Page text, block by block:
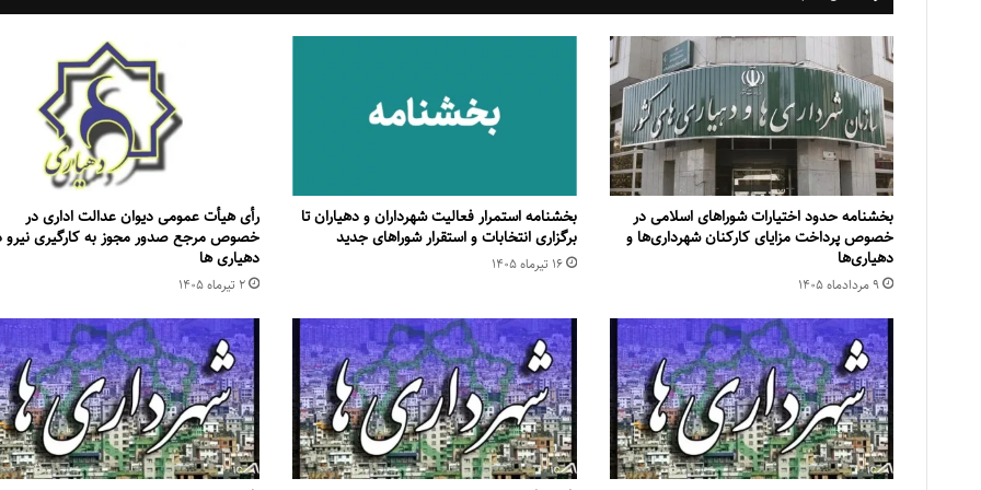
بخشنامه حدود اختیارات شوراهای اسلامی در
خصوص پرداخت مزایای کارکنان شهرداری‌ها و
دهیاری‌ها
۹ مرداد‌ماه ۱۴۰۵
بخشنامه استمرار فعالیت شهرداران و دهیاران تا
برگزاری انتخابات و استقرار شوراهای جدید
۱۶ تیر‌ماه ۱۴۰۵
رأی هیأت عمومی دیوان عدالت اداری در
خصوص مرجع صدور مجوز به کارگیری نیرو
دهیاری ها
۲ تیر‌ماه ۱۴۰۵